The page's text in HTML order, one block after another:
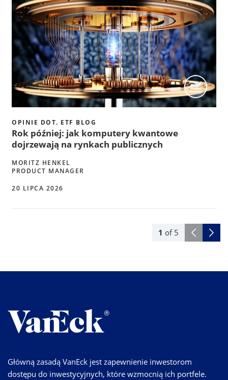
1 of 5
OPINIE DOT. ETF BLOG
Rok później: jak komputery kwantowe
dojrzewają na rynkach publicznych
MORITZ HENKEL
PRODUCT MANAGER
20 LIPCA 2026
Główną zasadą VanEck jest zapewnienie inwestorom
dostępu do inwestycyjnych, które wzmocnią ich portfele.